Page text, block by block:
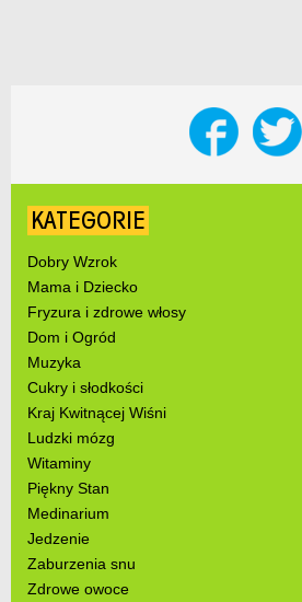
KATEGORIE
Dobry Wzrok
Mama i Dziecko
Fryzura i zdrowe włosy
Dom i Ogród
Muzyka
Cukry i słodkości
Kraj Kwitnącej Wiśni
Ludzki mózg
Witaminy
Piękny Stan
Medinarium
Jedzenie
Zaburzenia snu
Zdrowe owoce